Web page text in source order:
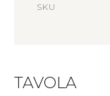
SKU
TAVOLA